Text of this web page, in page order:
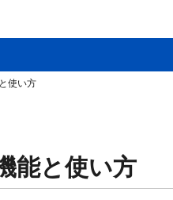
使い方
能と使い方